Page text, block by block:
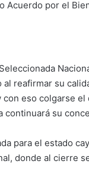
Acuerdo por el
al reafirmar su
con eso colgarse
continuará su
para el estado
donde al cierre